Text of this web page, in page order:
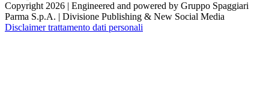
Copyright 2026 | Engineered and powered by Gruppo Spaggiari
Parma S.p.A. | Divisione Publishing & New Social Media
Disclaimer trattamento dati personali